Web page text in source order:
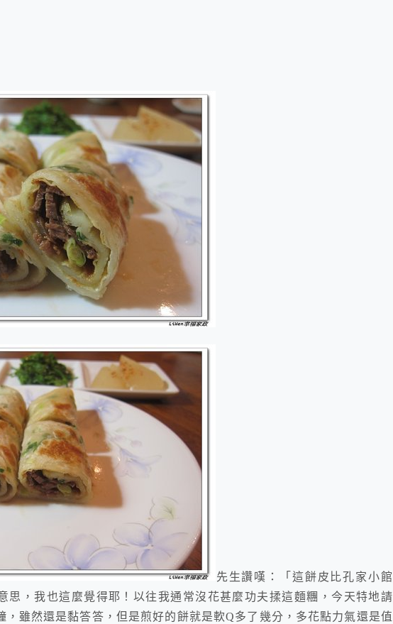
先生讚嘆：「這餅皮比孔家小館
思，我也這麼覺得耶！以往我通常沒花甚麼功夫揉這麵糰，今天特地請
，雖然還是黏答答，但是煎好的餅就是軟Q多了幾分，多花點力氣還是值